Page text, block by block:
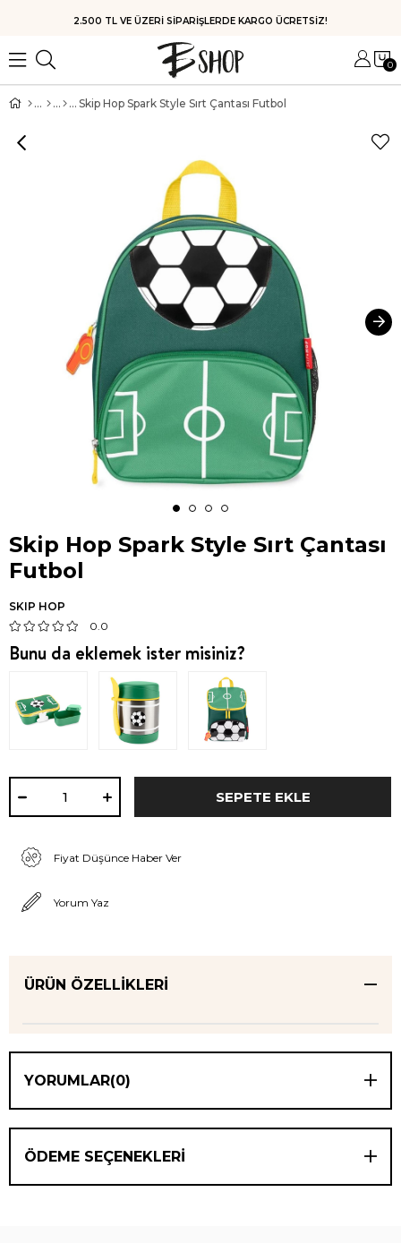
HIZLI KARGO
0
Skip Hop Spark Style Sırt Çantası Futbol
Skip Hop Spark Style Sırt Çantası
Futbol
SKIP HOP
0.0
Bunu da eklemek ister misiniz?
Fiyat Düşünce Haber Ver
Yorum Yaz
ÜRÜN ÖZELLIKLERI
YORUMLAR(0)
ÖDEME SEÇENEKLERI